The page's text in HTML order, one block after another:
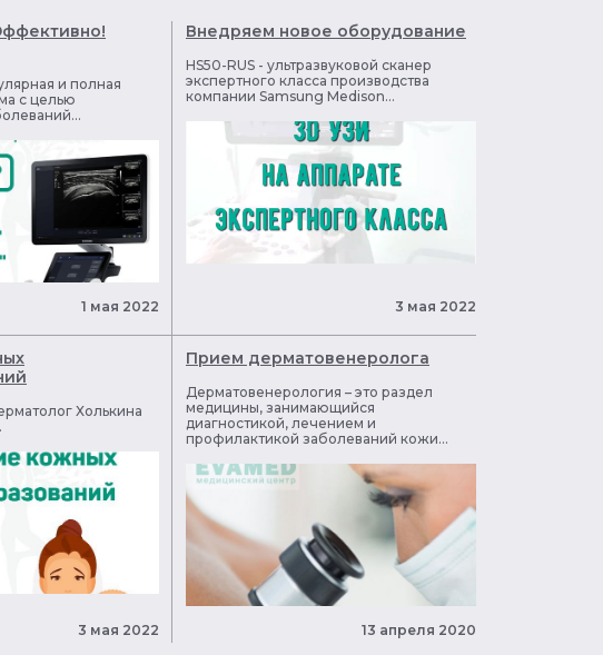
и полная
с целью
1 мая 2022
Внедряем новое оборудование
HS50-RUS - ультразвуковой сканер
экспертного класса производства
компании Samsung Medison...
3 мая 2022
Холькина
3 мая 2022
Прием дерматовенеролога
Дерматовенерология – это раздел
медицины, занимающийся
диагностикой, лечением и
профилактикой заболеваний кожи...
13 апреля 2020